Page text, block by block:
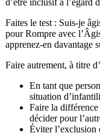
d’être inclusif à l’égard
Faites le test : Suis-je
pour Rompre avec
apprenez-en davantage
Faire autrement, à titre
En tant que
situation
Faire la
décider pour
Éviter l’exclusion